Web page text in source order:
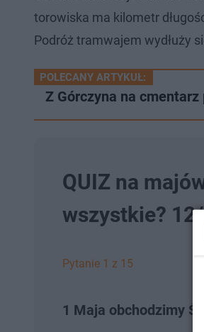
torowiska ma kilometr
Podróż tramwajem wydłuży
POLECANY ARTYKUŁ:
Z Górczyna na
QUIZ na
wszystkie?
Pytanie 1 z 15
1 Maja obchodzimy